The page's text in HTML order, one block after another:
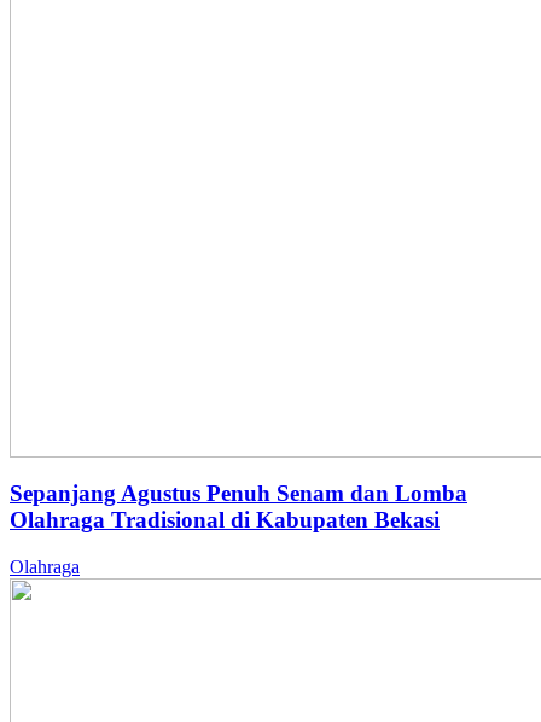
Sepanjang Agustus Penuh Senam dan Lomba
Olahraga Tradisional di Kabupaten Bekasi
Olahraga